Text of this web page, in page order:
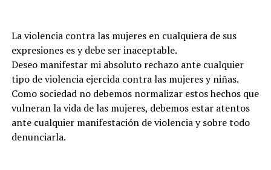
La violencia contra las mujeres en cualquiera de sus
expresiones es y debe ser inaceptable.
Deseo manifestar mi absoluto rechazo ante cualquier
tipo de violencia ejercida contra las mujeres y niñas.
Como sociedad no debemos normalizar estos hechos que
vulneran la vida de las mujeres, debemos estar atentos
ante cualquier manifestación de violencia y sobre todo
denunciarla.